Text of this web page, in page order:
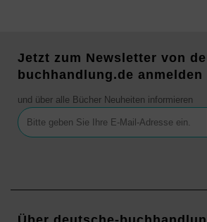
Jetzt zum Newsletter von
buchhandlung.de anmelden
und über alle Bücher Neuheiten informieren